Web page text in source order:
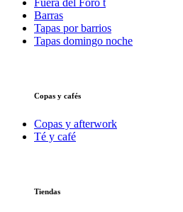
Barras
Tapas por barrios
Tapas domingo noche
Copas y cafés
Copas y afterwork
Té y café
Tiendas